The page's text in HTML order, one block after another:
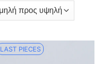
LAST PIECES